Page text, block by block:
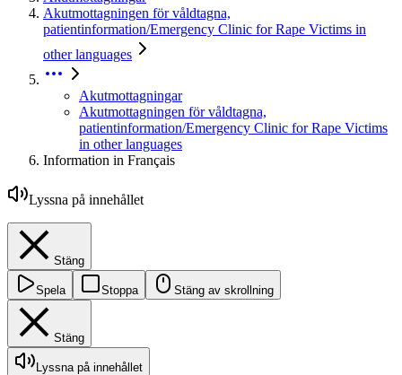
Akutmottagningen för våldtagna,
patientinformation/Emergency Clinic for Rape Victims in
other languages
Akutmottagningar
Akutmottagningen för våldtagna,
patientinformation/Emergency Clinic for Rape Victims
in other languages
Information in Français
Lyssna på innehållet
Stäng
Spela Stoppa Stäng av skrollning
Stäng
Lyssna på innehållet